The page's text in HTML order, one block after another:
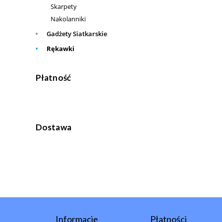
Skarpety
Nakolanniki
Gadżety Siatkarskie
Rękawki
Płatność
Dostawa
Informacje Płatności